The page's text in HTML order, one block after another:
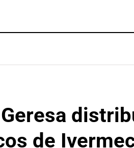
de